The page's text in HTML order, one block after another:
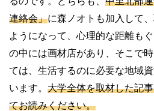
連絡会」に森ノオトも加入して
ようになって、心理的な距離も
の中には画材店があり、そこで
ては、生活するのに必要な地域
います。 大学全体を取材した記
てお読みください。